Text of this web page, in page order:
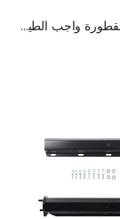
شبه شاحنة مقطورة واجب الطين كلافات XKJ-MFH-03-SS-1/2